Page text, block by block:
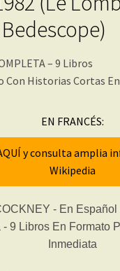
– 9 Libros
Con Historias Cortas
EN FRANCÉS:
y consulta amplia
Wikipedia